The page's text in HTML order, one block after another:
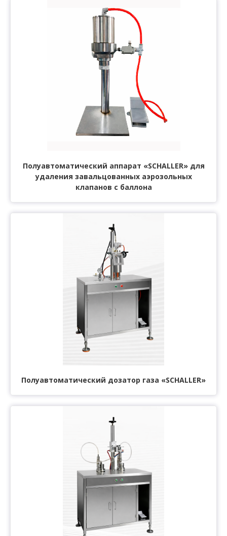
Полуавтоматический аппарат «SCHALLER» для
удаления завальцованных аэрозольных
клапанов с баллона
Полуавтоматический дозатор газа «SCHALLER»